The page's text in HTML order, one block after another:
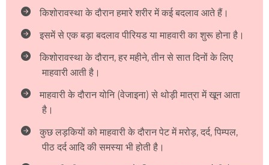
किशोरावस्था के दौरान हमारे शरीर में कई बदलाव आते हैं।
इसमें से एक बड़ा बदलाव पीरियड या माहवारी का शुरू होना है।
किशोरावस्था के दौरान, हर महीने, तीन से सात दिनों के लिए
माहवारी आती है।
माहवारी के दौरान योनि (वेजाइना) से थोड़ी मात्रा में खून आता
है।
कुछ लड़कियों को माहवारी के दौरान पेट में मरोड़, दर्द, पिम्पल,
पीठ दर्द आदि की समस्या भी होती है।